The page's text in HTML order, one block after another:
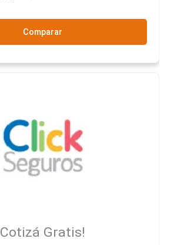
Comparar
Cotizá Gratis!